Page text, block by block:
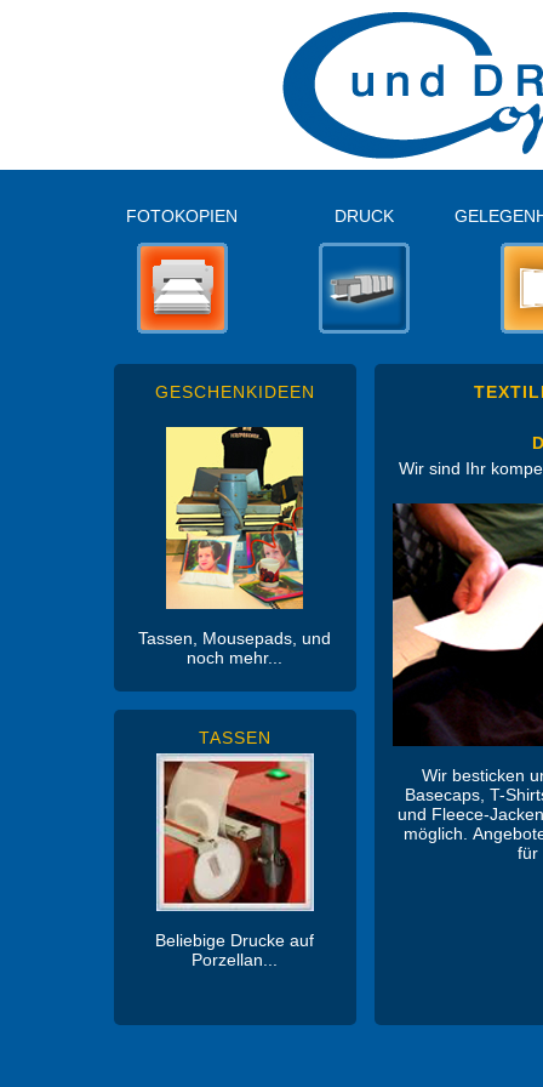
FOTOKOPIEN DRUCK
GESCHENKIDEEN
Tassen, Mousepads, und
noch mehr...
TASSEN
Beliebige Drucke auf
Porzellan...
Wir sind Ihr
Wir besticken
Basecaps, T-
und Fleece-
möglich.
für